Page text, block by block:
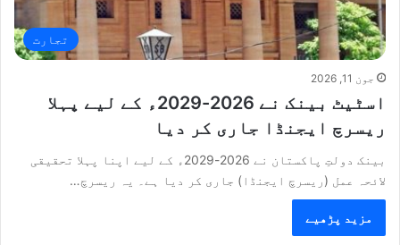
تجارت
جون 11, 2026
اسٹیٹ بینک نے 2026-2029ء کے لیے پہلا
ریسرچ ایجنڈا جاری کر دیا
بینک دولتِ پاکستان نے 2026-2029ء کے لیے اپنا پہلا تحقیقی
لائحہ عمل (ریسرچ ایجنڈا) جاری کر دیا ہے۔ یہ ریسرچ…
مزید پڑھیے